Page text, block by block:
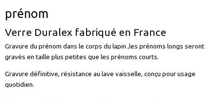
prénom
Verre Duralex fabriqué en France
Gravure du prénom dans le corps du lapin ,les prénoms longs seront
gravés en taille plus petites que les prénoms courts.
Gravure définitive, résistance au lave vaisselle, conçu pour usage
quotidien.